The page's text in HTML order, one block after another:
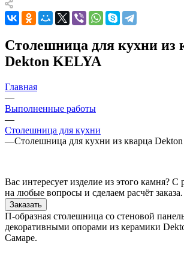
Столешница для кухни из
Dekton KELYA
Главная
—
Выполненные работы
—
Столешница для кухни
—Столешница для кухни из кварца
Вас интересует изделие из этого камня? С
на любые вопросы и сделаем расчёт заказа.
Заказать
П-образная столешница со стеновой
декоративными опорами из керамики
Самаре.